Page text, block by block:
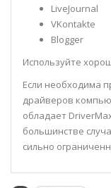
LiveJournal
VKontakte
Blogger
Используйте
Если необходима
драйверов
обладает
большинстве
сильно